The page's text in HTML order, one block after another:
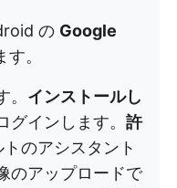
の Google
。
インストールし
インします。 許
のアシスタント
のアップロードで